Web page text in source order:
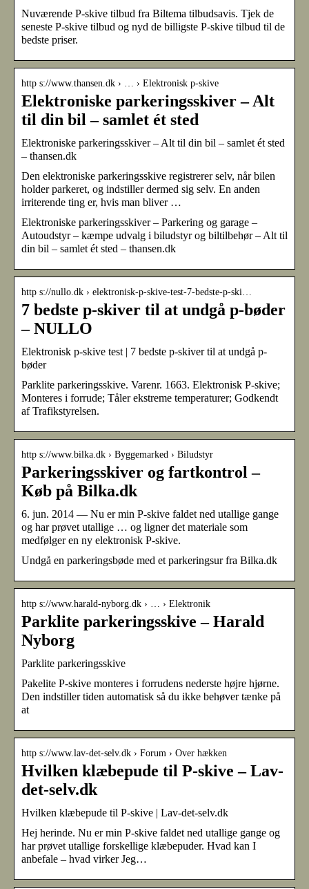
Nuværende P-skive tilbud fra Biltema tilbudsavis. Tjek de
seneste P-skive tilbud og nyd de billigste P-skive tilbud til de
bedste priser.
http s://www.thansen.dk › … › Elektronisk p-skive
Elektroniske parkeringsskiver – Alt
til din bil – samlet ét sted
Elektroniske parkeringsskiver – Alt til din bil – samlet ét sted
– thansen.dk
Den elektroniske parkeringsskive registrerer selv, når bilen
holder parkeret, og indstiller dermed sig selv. En anden
irriterende ting er, hvis man bliver …
Elektroniske parkeringsskiver – Parkering og garage –
Autoudstyr – kæmpe udvalg i biludstyr og biltilbehør – Alt til
din bil – samlet ét sted – thansen.dk
http s://nullo.dk › elektronisk-p-skive-test-7-bedste-p-ski…
7 bedste p-skiver til at undgå p-bøder
– NULLO
Elektronisk p-skive test | 7 bedste p-skiver til at undgå p-
bøder
Parklite parkeringsskive. Varenr. 1663. Elektronisk P-skive;
Monteres i forrude; Tåler ekstreme temperaturer; Godkendt
af Trafikstyrelsen.
http s://www.bilka.dk › Byggemarked › Biludstyr
Parkeringsskiver og fartkontrol –
Køb på Bilka.dk
6. jun. 2014 — Nu er min P-skive faldet ned utallige gange
og har prøvet utallige … og ligner det materiale som
medfølger en ny elektronisk P-skive.
Undgå en parkeringsbøde med et parkeringsur fra Bilka.dk
http s://www.harald-nyborg.dk › … › Elektronik
Parklite parkeringsskive – Harald
Nyborg
Parklite parkeringsskive
Pakelite P-skive monteres i forrudens nederste højre hjørne.
Den indstiller tiden automatisk så du ikke behøver tænke på
at
http s://www.lav-det-selv.dk › Forum › Over hækken
Hvilken klæbepude til P-skive – Lav-
det-selv.dk
Hvilken klæbepude til P-skive | Lav-det-selv.dk
Hej herinde. Nu er min P-skive faldet ned utallige gange og
har prøvet utallige forskellige klæbepuder. Hvad kan I
anbefale – hvad virker Jeg…